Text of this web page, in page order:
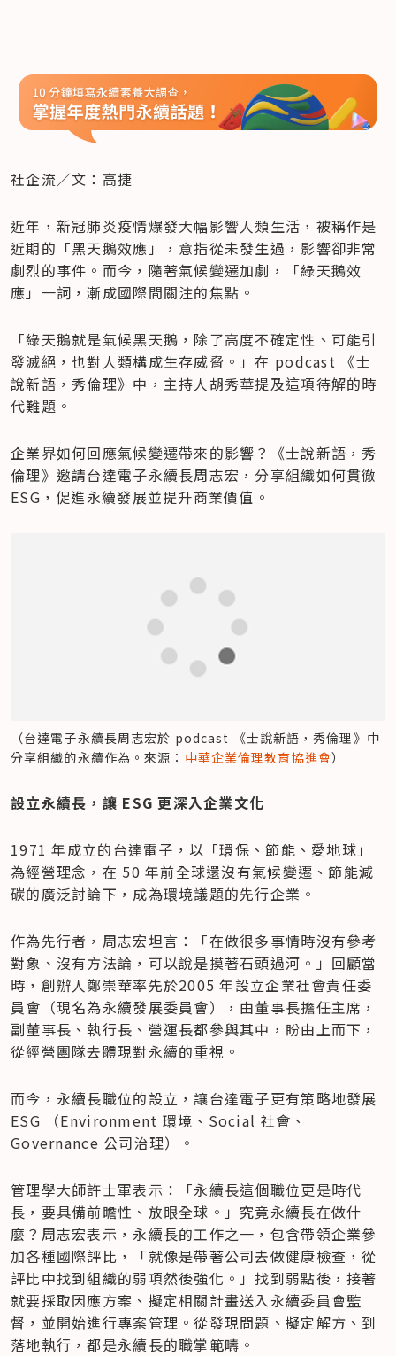
社企流／文：高捷
近年，新冠肺炎疫情爆發大幅影響人類生活，被稱作是
近期的「黑天鵝效應」，意指從未發生過，影響卻非常
劇烈的事件。而今，隨著氣候變遷加劇，「綠天鵝效
應」一詞，漸成國際間關注的焦點。
「綠天鵝就是氣候黑天鵝，除了高度不確定性、可能引
發滅絕，也對人類構成生存威脅。」在 podcast 《士
說新語，秀倫理》中，主持人胡秀華提及這項待解的時
代難題。
企業界如何回應氣候變遷帶來的影響？《士說新語，秀
倫理》邀請台達電子永續長周志宏，分享組織如何貫徹
ESG，促進永續發展並提升商業價值。
（台達電子永續長周志宏於 podcast 《士說新語，秀倫理》中
分享組織的永續作為。來源： 中華企業倫理教育協進會）
設立永續長，讓 ESG 更深入企業文化
1971 年成立的台達電子，以「環保、節能、愛地球」
為經營理念，在 50 年前全球還沒有氣候變遷、節能減
碳的廣泛討論下，成為環境議題的先行企業。
作為先行者，周志宏坦言：「在做很多事情時沒有參考
對象、沒有方法論，可以說是摸著石頭過河。」回顧當
時，創辦人鄭崇華率先於2005 年設立企業社會責任委
員會（現名為永續發展委員會），由董事長擔任主席，
副董事長、執行長、營運長都參與其中，盼由上而下，
從經營團隊去體現對永續的重視。
而今，永續長職位的設立，讓台達電子更有策略地發展
ESG （Environment 環境、Social 社會、
Governance 公司治理）。
管理學大師許士軍表示：「永續長這個職位更是時代
長，要具備前瞻性、放眼全球。」究竟永續長在做什
麼？周志宏表示，永續長的工作之一，包含帶領企業參
加各種國際評比，「就像是帶著公司去做健康檢查，從
評比中找到組織的弱項然後強化。」找到弱點後，接著
就要採取因應方案、擬定相關計畫送入永續委員會監
督，並開始進行專案管理。從發現問題、擬定解方、到
落地執行，都是永續長的職掌範疇。